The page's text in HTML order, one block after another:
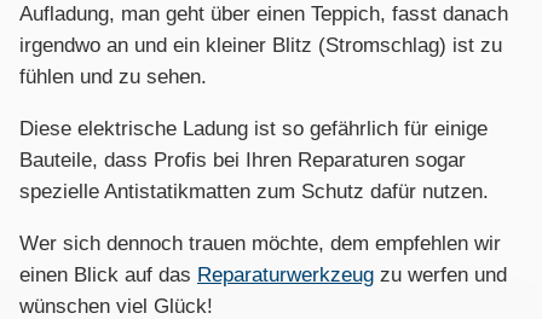
Aufladung, man geht über einen Teppich, fasst danach
irgendwo an und ein kleiner Blitz (Stromschlag) ist zu
fühlen und zu sehen.
Diese elektrische Ladung ist so gefährlich für einige
Bauteile, dass Profis bei Ihren Reparaturen sogar
spezielle Antistatikmatten zum Schutz dafür nutzen.
Wer sich dennoch trauen möchte, dem empfehlen wir
einen Blick auf das Reparaturwerkzeug zu werfen und
wünschen viel Glück!